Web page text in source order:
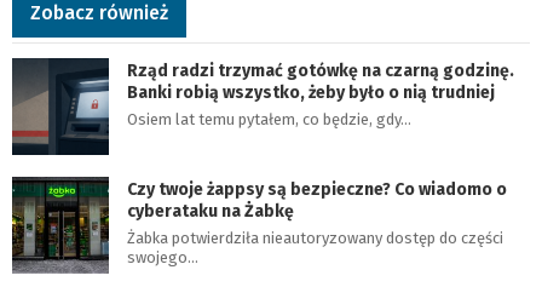
Zobacz również
Rząd radzi trzymać gotówkę na czarną godzinę.
Banki robią wszystko, żeby było o nią trudniej
Osiem lat temu pytałem, co będzie, gdy…
Czy twoje żappsy są bezpieczne? Co wiadomo o
cyberataku na Żabkę
Żabka potwierdziła nieautoryzowany dostęp do części
swojego…